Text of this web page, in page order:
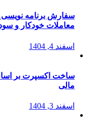
سفارش برنامه نویسی
معاملات خودکار و
اسفند 4, 1404
ساخت اکسپرت بر اساس
مالی
اسفند 3, 1404